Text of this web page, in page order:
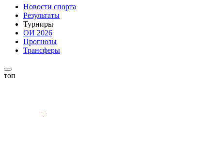
Новости спорта
Результаты
Турниры
ОИ 2026
Прогнозы
Трансферы
топ